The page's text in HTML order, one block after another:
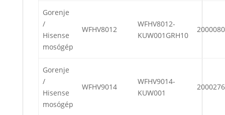
Gorenje
/
Hisense
mosógép
WFHV8012
WFHV8012-
KUW001GRH10
Gorenje
/
Hisense
mosógép
WFHV9014
WFHV9014-
KUW001